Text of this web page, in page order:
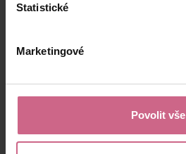
Statistické
Marketingové
Povolit vše